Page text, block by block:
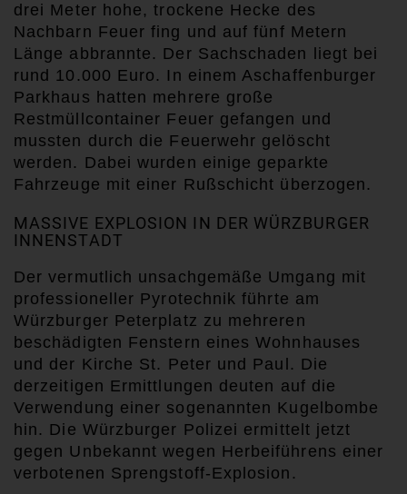
drei Meter hohe, trockene Hecke des
Nachbarn Feuer fing und auf fünf Metern
Länge ab brannte. Der Sachschaden liegt bei
rund 10.000 Euro. In einem Aschaffenburger
Parkhaus hatten mehrere große
Restmüllcontainer Feuer gefangen und
mussten durch die Feuerwehr gelöscht
werden. Dabei wurden einige geparkte
Fahrzeuge mit einer Rußschicht überzogen.
MASSIVE EXPLOSION IN DER WÜRZBURGER
INNENSTADT
Der vermutlich unsachgemäße Umgang mit
professioneller Pyrotechnik führte am
Würzburger Peterplatz zu mehreren
beschädigten Fenstern eines Wohnhauses
und der Kirche St. Peter und Paul. Die
derzeitigen Ermittlungen deuten auf die
Verwendung einer sogenannten Kugelbombe
hin. Die Würzburger Polizei ermittelt jetzt
gegen Unbekannt wegen Herbeiführens einer
verbotenen Sprengstoff-Explosion.